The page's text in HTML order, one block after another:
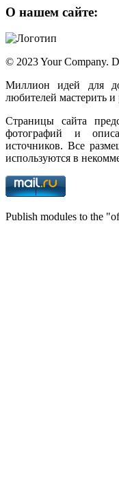
О нашем сайте:
© 2023 Your Company.
Миллион идей для
любителей мастерить и
Страницы сайта
фотографий и
источников. Все
используются в
Publish modules to the